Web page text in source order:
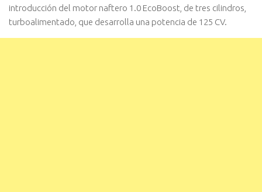
introducción del motor naftero 1.0 EcoBoost, de tres cilindros,
turboalimentado, que desarrolla una potencia de 125 CV.